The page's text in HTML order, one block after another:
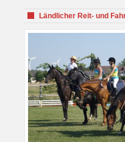
Ländlicher Reit- und